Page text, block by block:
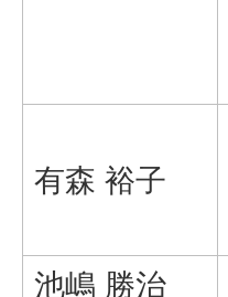
有森 裕子
池嶋 勝治